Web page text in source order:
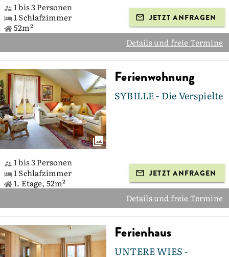
1 bis 3 Personen
1 Schlafzimmer
52m²
JETZT ANFRAGEN
Details und freie Termine
Ferienwohnung
SYBILLE - Die Verspielte
1 bis 3 Personen
1 Schlafzimmer
1. Etage, 52m²
JETZT ANFRAGEN
Details und freie Termine
Ferienhaus
UNTERE WIES -